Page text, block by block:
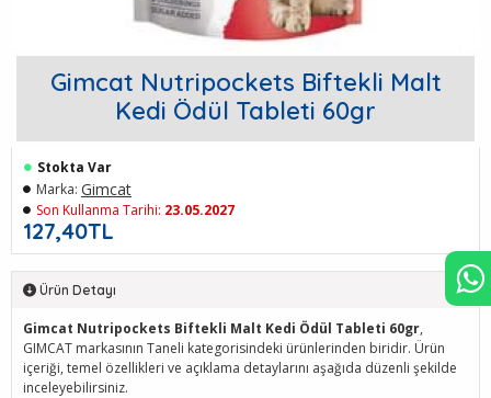
Gimcat Nutripockets Biftekli Malt
Kedi Ödül Tableti 60gr
127,40TL
Stokta Var
Marka: Gimcat
Son Kullanma Tarihi: 23.05.2027
Ürün Detayı
Gimcat Nutripockets Biftekli Malt Kedi Ödül Tableti 60gr,
GIMCAT markasının Taneli kategorisindeki ürünlerinden biridir. Ürün
içeriği, temel özellikleri ve açıklama detaylarını aşağıda düzenli şekilde
inceleyebilirsiniz.